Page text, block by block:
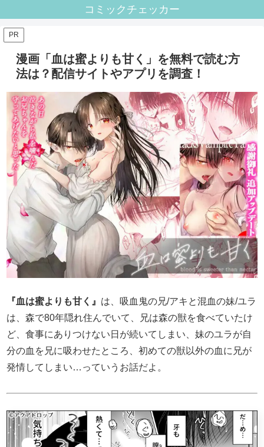
コミックチェッカー
PR
漫画「血は蜜よりも甘く」を無料で読む方
法は？配信サイトやアプリを調査！
『血は蜜よりも甘く』 は、吸血鬼の兄/アキと混血の妹/ユラ
は、森で80年隠れ住んでいて、兄は森の獣を食べていたけ
ど、食事にありつけない日が続いてしまい、妹のユラが自
分の血を兄に吸わせたところ、初めての獣以外の血に兄が
発情してしまい…っていうお話だよ。